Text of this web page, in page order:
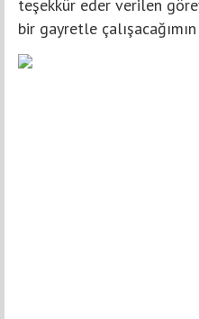
teşekkür eder verilen
bir gayretle